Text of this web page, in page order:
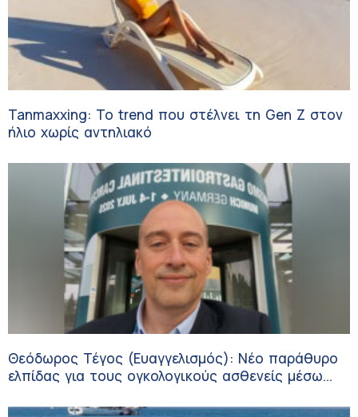
Tanmaxxing: To trend που στέλνει τη Gen Z στον
ήλιο χωρίς αντηλιακό
Θεόδωρος Τέγος (Ευαγγελισμός): Νέο παράθυρο
ελπίδας για τους ογκολογικούς ασθενείς μέσω